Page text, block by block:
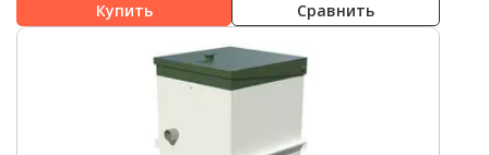
Сравнить